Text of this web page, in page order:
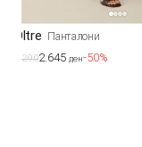
Oltre Панталони
5.2902.645 ден-50%